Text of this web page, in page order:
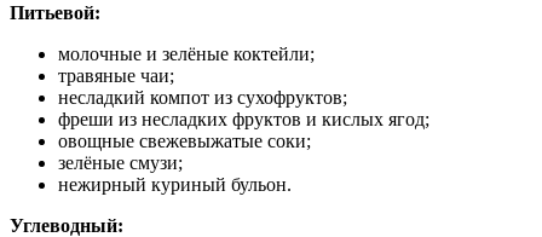
Питьевой:
молочные и зелёные коктейли;
травяные чаи;
несладкий компот из сухофруктов;
фреши из несладких фруктов и кислых ягод;
овощные свежевыжатые соки;
зелёные смузи;
нежирный куриный бульон.
Углеводный: